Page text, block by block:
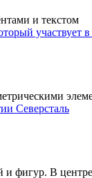
Северсталь